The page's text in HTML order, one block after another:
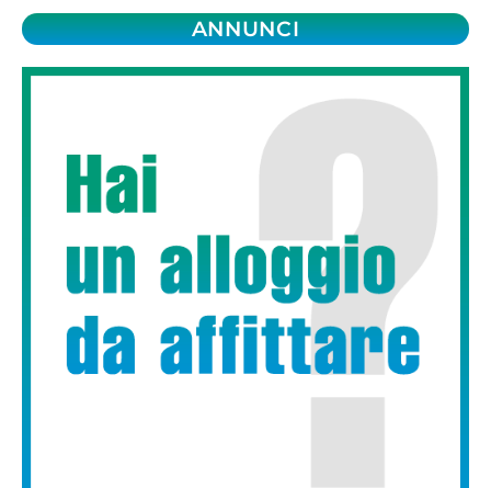
ANNUNCI